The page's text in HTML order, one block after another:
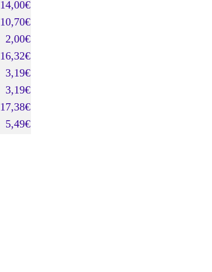
14,00€
10,70€
2,00€
16,32€
3,19€
3,19€
17,38€
5,49€